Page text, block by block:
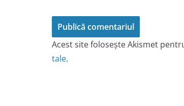
Acest site folosește Akismet
tale.